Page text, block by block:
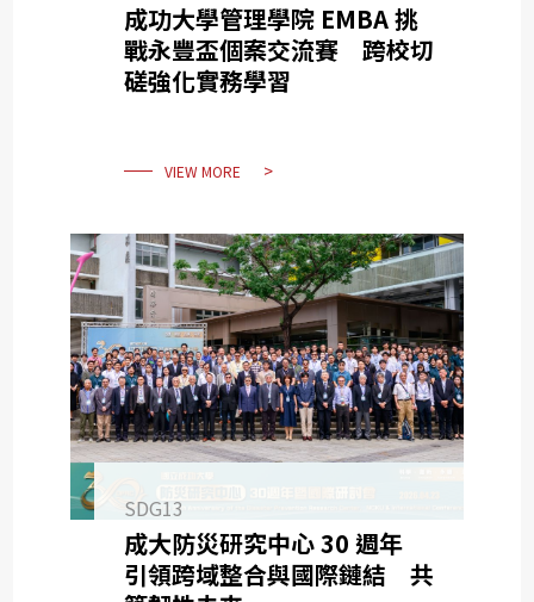
成功大學管理學院 EMBA 挑
戰永豐盃個案交流賽 跨校切
磋強化實務學習
VIEW MORE
SDG13
成大防災研究中心 30 週年
引領跨域整合與國際鏈結 共